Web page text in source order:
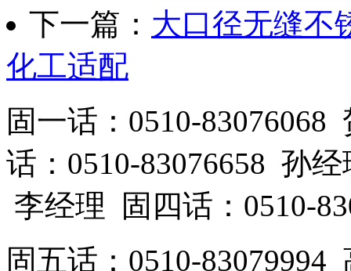
下一篇： 大口径无缝不
化工适配
固一话：0510-
话：0510-83076658 孙
李经理 固四话：0510-
固五话：0510-